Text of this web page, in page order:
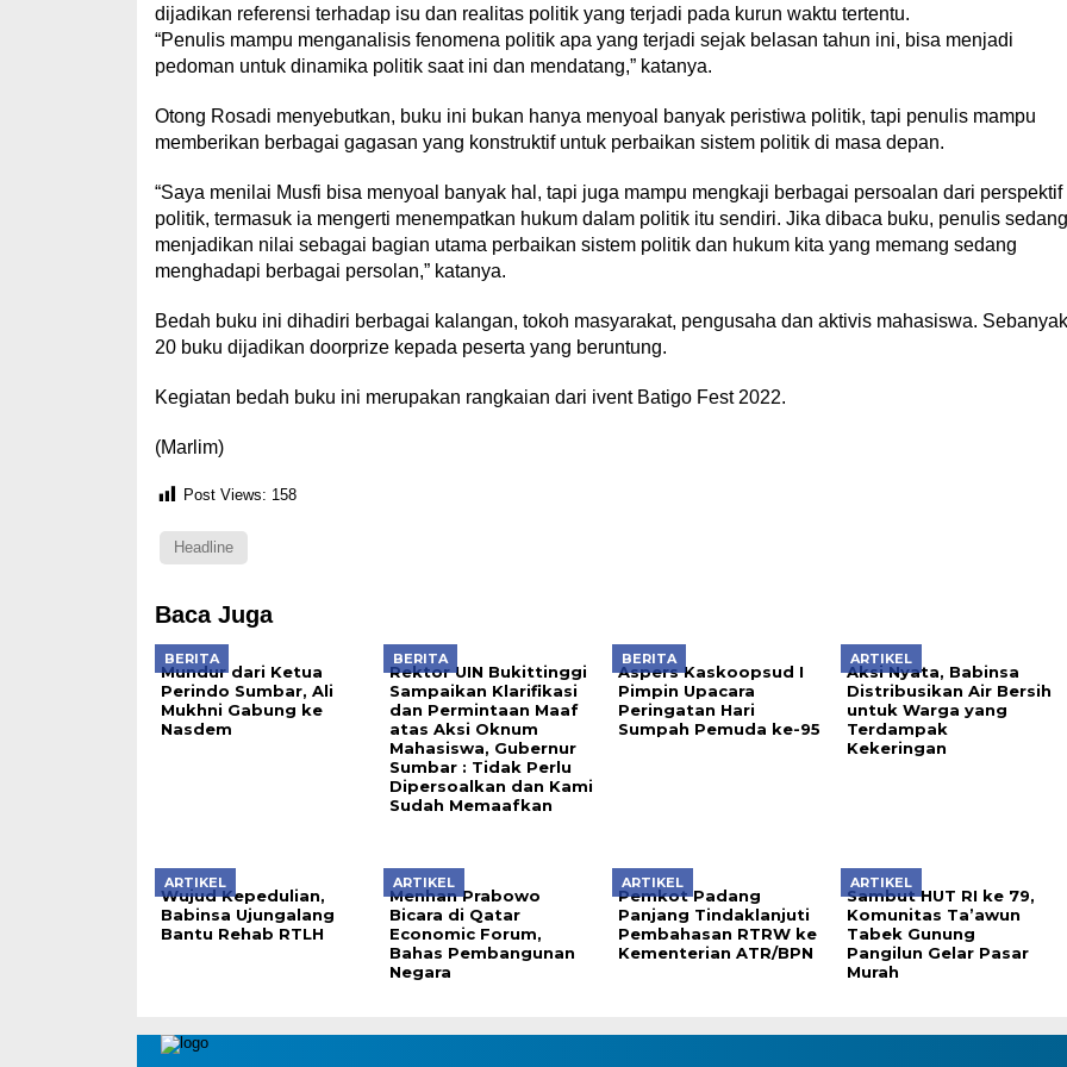
dijadikan referensi terhadap isu dan realitas politik yang terjadi pada kurun waktu tertentu.
“Penulis mampu menganalisis fenomena politik apa yang terjadi sejak belasan tahun ini, bisa menjadi
pedoman untuk dinamika politik saat ini dan mendatang,” katanya.
Otong Rosadi menyebutkan, buku ini bukan hanya menyoal banyak peristiwa politik, tapi penulis mampu
memberikan berbagai gagasan yang konstruktif untuk perbaikan sistem politik di masa depan.
“Saya menilai Musfi bisa menyoal banyak hal, tapi juga mampu mengkaji berbagai persoalan dari perspektif
politik, termasuk ia mengerti menempatkan hukum dalam politik itu sendiri. Jika dibaca buku, penulis sedang
menjadikan nilai sebagai bagian utama perbaikan sistem politik dan hukum kita yang memang sedang
menghadapi berbagai persolan,” katanya.
Bedah buku ini dihadiri berbagai kalangan, tokoh masyarakat, pengusaha dan aktivis mahasiswa. Sebanyak
20 buku dijadikan doorprize kepada peserta yang beruntung.
Kegiatan bedah buku ini merupakan rangkaian dari ivent Batigo Fest 2022.
(Marlim)
Post Views: 158
Headline
Baca Juga
BERITA
Mundur dari Ketua
Perindo Sumbar, Ali
Mukhni Gabung ke
Nasdem
BERITA
Rektor UIN Bukittinggi
Sampaikan Klarifikasi
dan Permintaan Maaf
atas Aksi Oknum
Mahasiswa, Gubernur
Sumbar : Tidak Perlu
Dipersoalkan dan Kami
Sudah Memaafkan
BERITA
Aspers Kaskoopsud I
Pimpin Upacara
Peringatan Hari
Sumpah Pemuda ke-95
ARTIKEL
Aksi Nyata, Babinsa
Distribusikan Air Bersih
untuk Warga yang
Terdampak
Kekeringan
ARTIKEL
Wujud Kepedulian,
Babinsa Ujungalang
Bantu Rehab RTLH
ARTIKEL
Menhan Prabowo
Bicara di Qatar
Economic Forum,
Bahas Pembangunan
Negara
ARTIKEL
Pemkot Padang
Panjang Tindaklanjuti
Pembahasan RTRW ke
Kementerian ATR/BPN
ARTIKEL
Sambut HUT RI ke 79,
Komunitas Ta’awun
Tabek Gunung
Pangilun Gelar Pasar
Murah